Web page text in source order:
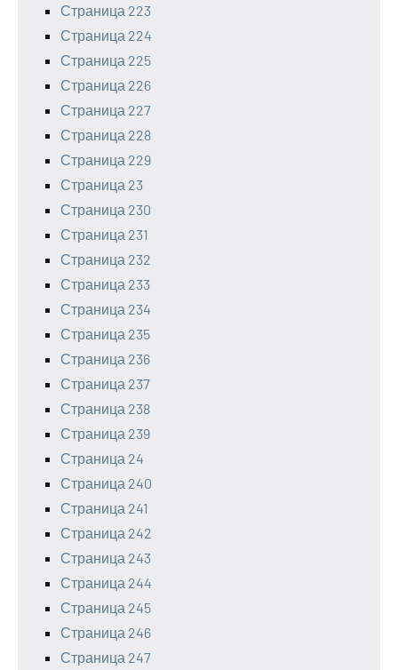
Страница 223
Страница 224
Страница 225
Страница 226
Страница 227
Страница 228
Страница 229
Страница 23
Страница 230
Страница 231
Страница 232
Страница 233
Страница 234
Страница 235
Страница 236
Страница 237
Страница 238
Страница 239
Страница 24
Страница 240
Страница 241
Страница 242
Страница 243
Страница 244
Страница 245
Страница 246
Страница 247